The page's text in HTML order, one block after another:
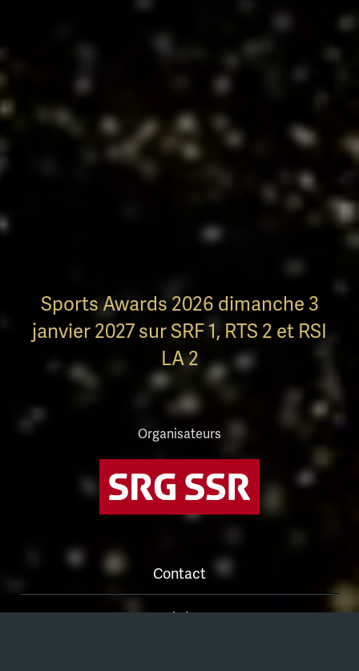
Sports Awards 2026 dimanche 3
janvier 2027 sur SRF 1, RTS 2 et RSI
LA 2
Organisateurs
Contact
Médias